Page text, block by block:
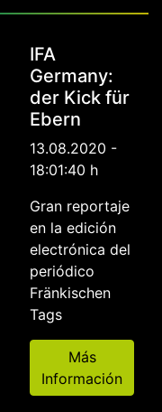
IFA
Germany:
der Kick für
Ebern
13.08.2020 -
18:01:40 h
Gran reportaje
en la edición
electrónica del
periódico
Fränkischen
Tags
Más
Información